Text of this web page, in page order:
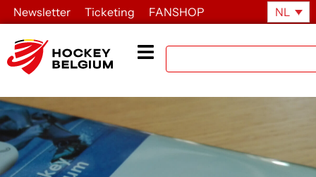
Newsletter Ticketing FANSHOP NL